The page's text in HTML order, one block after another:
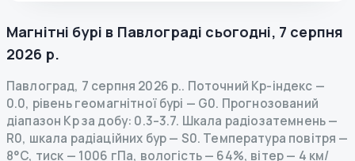
Магнітні бурі в Павлограді сьогодні, 7 серпня
2026 р.
Павлоград, 7 серпня 2026 р.. Поточний Kp-індекс —
0.0, рівень геомагнітної бурі — G0. Прогнозований
діапазон Kp за добу: 0.3–3.7. Шкала радіозатемнень—
R0, шкала радіаційних бур— S0. Температура повітря —
8°C, тиск — 1006 гПа, вологість — 64%, вітер — 4 км/